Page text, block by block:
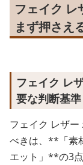
フェイク レ
まず押さえ
フェイク レ
要な判断基準
フェイク レザ
べきは、**「素
エット」**の3点